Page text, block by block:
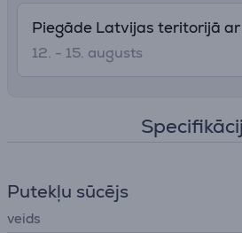
Piegāde Latvijas teritorijā ar
12. - 15. augusts
Putekļu sūcējs
veids